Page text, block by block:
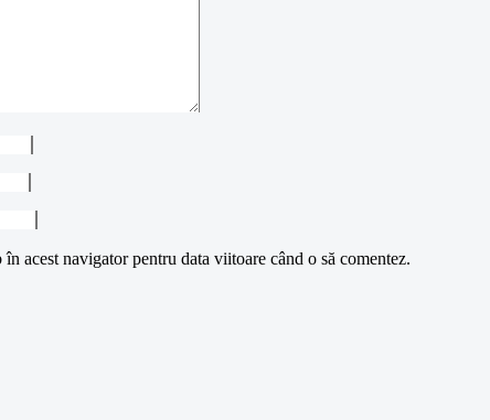
acest navigator pentru data viitoare când o să comentez.